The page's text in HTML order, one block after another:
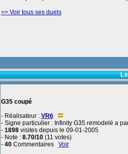
=> Voir tous ses duels
G35 coupé
- Réalisateur : VR6
- Signe particulier : Infinity G35 remodelé a
- 1898visites depuis le 09-01-2005
- Note : 8.70/10(11 votes)
- 40Commentaires Voir